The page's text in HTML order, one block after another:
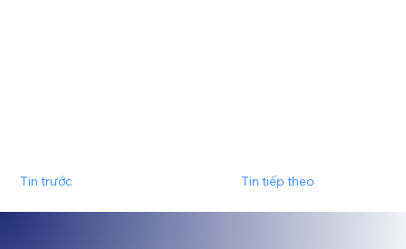
Tin trước Tin tiếp theo